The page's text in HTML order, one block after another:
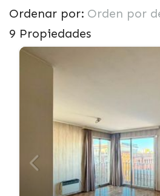
9 Propiedades
Ordenar por: Orden por